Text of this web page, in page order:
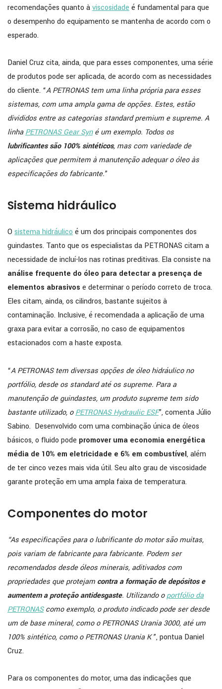
recomendações quanto àviscosidade é fundamental para que
o desempenho do equipamento se mantenha de acordo com o
esperado.
Daniel Cruz cita, ainda, que para esses componentes, uma série
de produtos pode ser aplicada, de acordo com as necessidades
do cliente. “A PETRONAS tem uma linha própria para esses
sistemas, com uma ampla gama de opções. Estes, estão
divididos entre as categorias standard premium e supreme. A
linhaPETRONAS Gear Syné um exemplo. Todos os
lubrificantes são 100% sintéticos, mas com variedade de
aplicações que permitem à manutenção adequar o óleo às
especificações do fabricante.”
Sistema hidráulico
O sistema hidráulicoé um dos principais componentes dos
guindastes. Tanto que os especialistas da PETRONAS citam a
necessidade de incluí-los nas rotinas preditivas. Ela consiste na
análise frequente do óleo para detectar a presença de
elementos abrasivos e determinar o período correto de troca.
Eles citam, ainda, os cilindros, bastante sujeitos à
contaminação. Inclusive, é recomendada a aplicação de uma
graxa para evitar a corrosão, no caso de equipamentos
estacionados com a haste exposta.
“A PETRONAS tem diversas opções de óleo hidráulico no
portfólio, desde os standard até os supreme. Para a
manutenção de guindastes, um produto supreme tem sido
bastante utilizado, oPETRONAS Hydraulic ESF”, comenta Júlio
Sabino. Desenvolvido com uma combinação única de óleos
básicos, o fluido pode promover uma economia energética
média de 10% em eletricidade e 6% em combustível, além
de ter cinco vezes mais vida útil. Seu alto grau de viscosidade
garante proteção em uma ampla faixa de temperatura.
Componentes do motor
“As especificações para o lubrificante do motor são muitas,
pois variam de fabricante para fabricante. Podem ser
recomendados desde óleos minerais, aditivados com
propriedades que protejam contra a formação de depósitos e
aumentem a proteção antidesgaste. Utilizando oportfólio da
PETRONAScomo exemplo, o produto indicado pode ser desde
um de base mineral, como o PETRONAS Urania 3000, até um
100% sintético, como o PETRONAS Urania K”, pontua Daniel
Cruz.
Para os componentes do motor, uma das indicações que